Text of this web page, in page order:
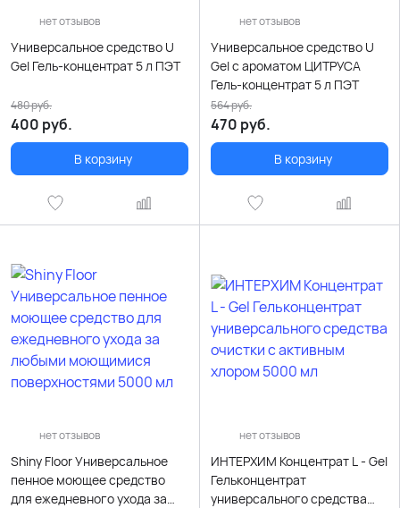
нет отзывов
Универсальное средство U
Gel Гель-концентрат 5 л ПЭТ
400 руб.
480руб.
В корзину
нет отзывов
Универсальное средство U
Gel с ароматом ЦИТРУСА
Гель-концентрат 5 л ПЭТ
470 руб.
564руб.
В корзину
нет отзывов
Shiny Floor Универсальное
пенное моющее средство
для ежедневного ухода за
нет отзывов
ИНТЕРХИМ Концентрат L - Gel
Гельконцентрат
универсального средства